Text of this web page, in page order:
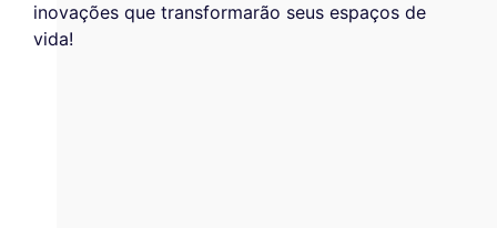
inovações que transformarão seus espaços de
vida!